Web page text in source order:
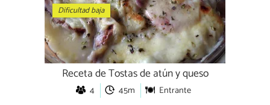
Dificultad baja
Receta de Tostas de atún y queso
4 45m Entrante